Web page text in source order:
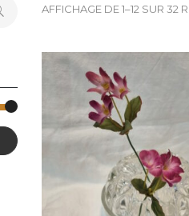
AFFICHAGE DE 1–12 SUR 32